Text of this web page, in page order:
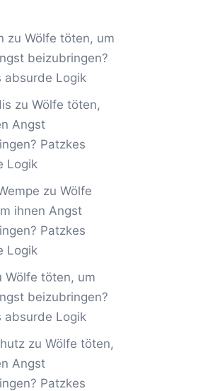
zu Wölfe töten, um
beizubringen?
absurde Logik
zu Wölfe töten,
Angst
Patzkes
Logik
zu Wölfe
ihnen Angst
Patzkes
Logik
Wölfe töten, um
beizubringen?
absurde Logik
zu Wölfe töten,
Angst
Patzkes